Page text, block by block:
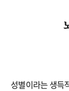
성별이라는 생득